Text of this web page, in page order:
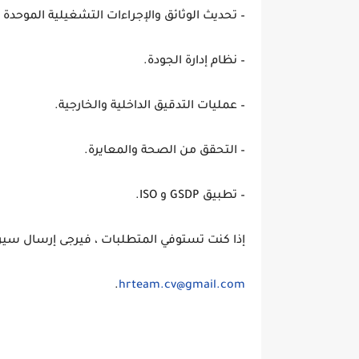
– تحديث الوثائق والإجراءات التشغيلية الموحدة
– نظام إدارة الجودة.
– عمليات التدقيق الداخلية والخارجية.
– التحقق من الصحة والمعايرة.
– تطبيق GSDP و ISO.
إذا كنت تستوفي المتطلبات ، فيرجى إرسال
hrteam.cv@gmail.com
.